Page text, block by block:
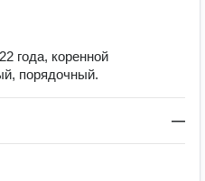
года, коренной
порядочный.
—